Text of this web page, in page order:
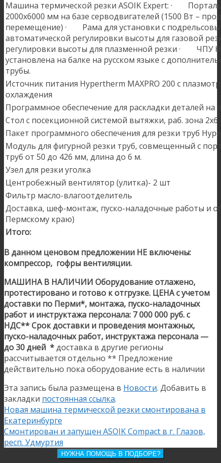
Машина термической резки ASOIK Expert: ·
2000х6000 мм на базе серводвигателей (1500 Вт –
перемещение) · Рама для установки с
автоматической регулировки высоты для газовой
регулировки высоты для плазменной резки · ЧПУ
установлена на балке на русском языке c
трубы.
Источник питания Hypertherm MAXPRO 200 с
охлаждения
Программное обеспечение для раскладки деталей на
Стол с посекционной системой вытяжки, раб. зона 2х6
Пакет программного обеспечения для резки труб
Модуль для фигурной резки труб, совмещенный с
труб от 50 до 426 мм, длина до 6 м.
Узел для резки уголка
Центробежный вентилятор (улитка)- 2 шт
Фильтр масло-влагоотделитель
Доставка, шеф-монтаж, пуско-наладочные работы и
Пермскому краю)
Итого:
В данном ценовом предложении НЕ включены:
компрессор, гофры вентиляции.
МАШИНА В НАЛИЧИИ Оборудование отлажено,
протестировано и готово к отгрузке. ЦЕНА с учетом
доставки по Перми*, монтажа, пуско-наладочных
работ и инструктажа персонала: 7 000 000 руб. с
НДС**Срок доставки и проведения монтажных,
пуско-наладочных работ, инструктажа персонала —
до 30 дней *доставка в другие регионы
рассчитывается отдельно ** Предложение
действительно пока оборудование есть в наличии
Эта запись была размещена в Новости. Добавить в
закладки постоянная ссылка.
Новая машина термической резки смонтирована в
Екатеринбурге
Смонтирован и запущен ASOIK Compact в г. Глазов,
респ. Удмуртия
НУЖНА ПОМОЩЬ В ПОДБОРЕ?